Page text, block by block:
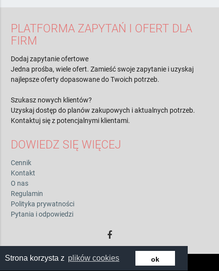
Strona korzysta z plików cookies ok
PLATFORMA ZAPYTAŃ I OFERT DLA
FIRM
Dodaj zapytanie ofertowe
Jedna prośba, wiele ofert. Zamieść swoje zapytanie i uzyskaj
najlepsze oferty dopasowane do Twoich potrzeb.
Szukasz nowych klientów?
Uzyskaj dostęp do planów zakupowych i aktualnych potrzeb.
Kontaktuj się z potencjalnymi klientami.
DOWIEDZ SIĘ WIĘCEJ
Cennik
Kontakt
O nas
Regulamin
Polityka prywatności
Pytania i odpowiedzi